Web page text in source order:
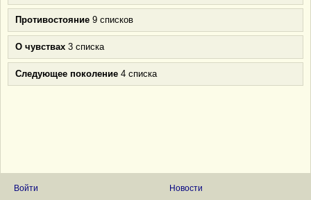
Противостояние 9 списков
О чувствах 3 списка
Следующее поколение 4 списка
Войти
Новости